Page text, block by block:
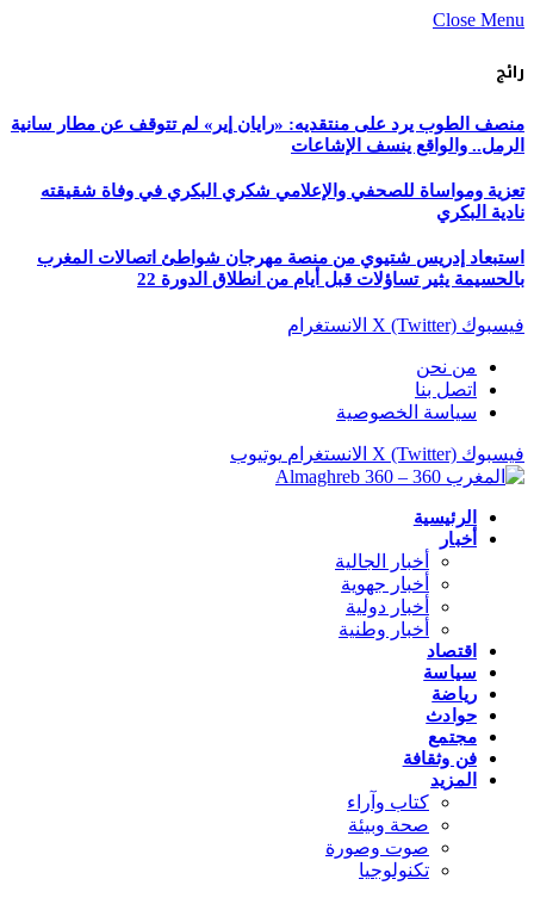
Close Menu
رائج
منصف الطوب يرد على منتقديه: «رايان إير» لم تتوقف عن مطار سانية
الرمل.. والواقع ينسف الإشاعات
تعزية ومواساة للصحفي والإعلامي شكري البكري في وفاة شقيقته
نادية البكري
استبعاد إدريس شتيوي من منصة مهرجان شواطئ اتصالات المغرب
بالحسيمة يثير تساؤلات قبل أيام من انطلاق الدورة 22
فيسبوك X (Twitter) الانستغرام
من نحن
اتصل بنا
سياسة الخصوصية
فيسبوك X (Twitter) الانستغرام يوتيوب
الرئيسية
أخبار
أخبار الجالية
أخبار جهوية
أخبار دولية
أخبار وطنية
اقتصاد
سياسة
رياضة
حوادث
مجتمع
فن وثقافة
المزيد
كتاب وآراء
صحة وبيئة
صوت وصورة
تكنولوجيا